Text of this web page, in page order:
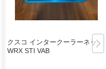
クスコ インタークーラーネット
WRX STI VAB